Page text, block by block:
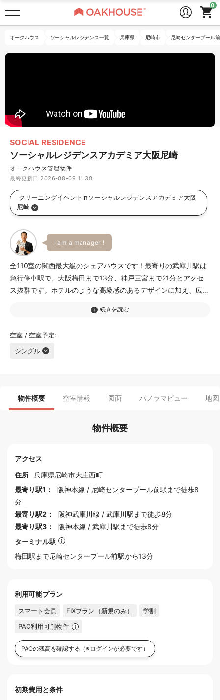
オークハウス ソーシャルレジデンス一覧 兵庫県 尼崎市 尼崎センタープール
SOCIAL RESIDENCE
ソーシャルレジデンスアカデミア大阪尼崎
オークハウス管理物件
最終更新日 2026-08-09 11:30
尼崎
I am a manager !
全110室の関西最大級のシェアハウスです！最寄りの武庫川駅は
急行停車駅で、大阪梅田まで13分、神戸三宮まで21分とアクセ
ス抜群です。ホテルのような高級感のあるデザインに加え、広々
完備で、すぐに新生活をスタートできます。多国籍でフレンドリ
ニ、病院など生活に便利な施設が揃っており、近くの武庫川では
ジョギングや散歩を楽しむことができます。関西で新しい仲間と
空室 / 空室予定
シングル
物件概要 空室情報 図面 パノラマビュー 地図
物件概要
アクセス
住所
兵庫県尼崎市大庄西町
最寄り駅1：
阪神本線 / 尼崎センタープール前駅 まで徒歩8
分
最寄り駅2：
阪神武庫川線 / 武庫川駅 まで徒歩8分
最寄り駅3：
阪神本線 / 武庫川駅 まで徒歩8分
ターミナル駅
梅田駅まで尼崎センタープール前駅から13分
利用可能プラン
スマート会員 FIXプラン（新規のみ） 学割
PAO利用可能物件
PAOの残高を確認する （※ログインが必要です）
初期費用と条件